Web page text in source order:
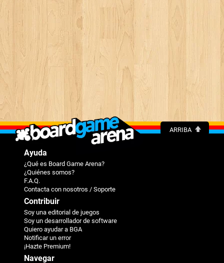
ARRIBA
Ayuda
¿Qué es Board Game Arena?
¿Quiénes somos?
F.A.Q.
Contacta con nosotros / Soporte
Contribuir
Soy una editorial de juegos
Soy un desarrollador de software
Quiero ayudar a BGA
Notificar un error
¡Hazte Premium!
Navegar